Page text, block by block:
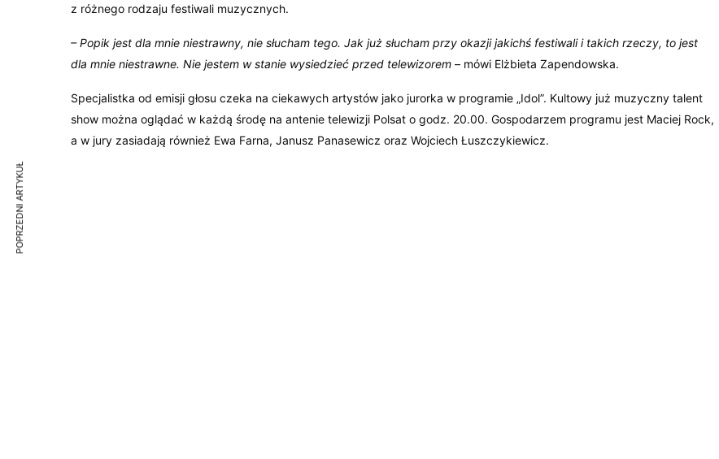
z różnego rodzaju festiwali muzycznych.
– Popik jest dla mnie niestrawny, nie słucham tego. Jak już słucham przy okazji jakichś festiwali i takich rzeczy, to jest
dla mnie niestrawne. Nie jestem w stanie wysiedzieć przed telewizorem – mówi Elżbieta Zapendowska.
Specjalistka od emisji głosu czeka na ciekawych artystów jako jurorka w programie „Idol”. Kultowy już muzyczny talent
show można oglądać w każdą środę na antenie telewizji Polsat o godz. 20.00. Gospodarzem programu jest Maciej Rock,
a w jury zasiadają również Ewa Farna, Janusz Panasewicz oraz Wojciech Łuszczykiewicz.
POPRZEDNI ARTYKUŁ